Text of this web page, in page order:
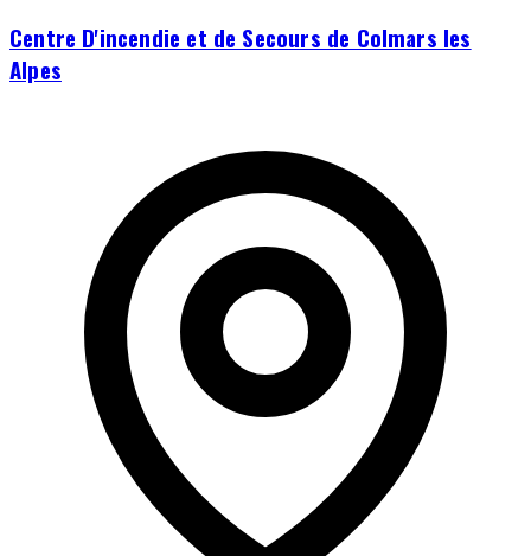
Centre D'incendie et de Secours de Colmars les
Alpes